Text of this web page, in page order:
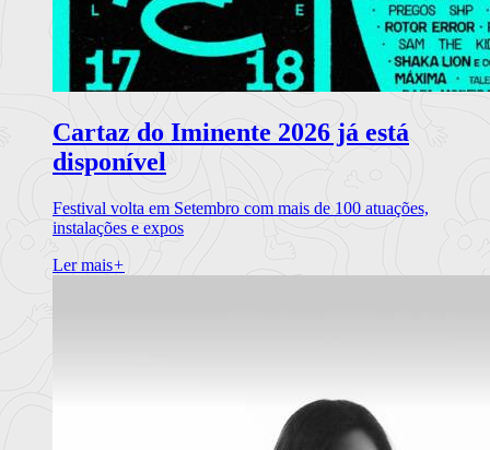
Cartaz do Iminente 2026 já está
disponível
Festival volta em Setembro com mais de 100 atuações,
instalações e expos
Ler mais+